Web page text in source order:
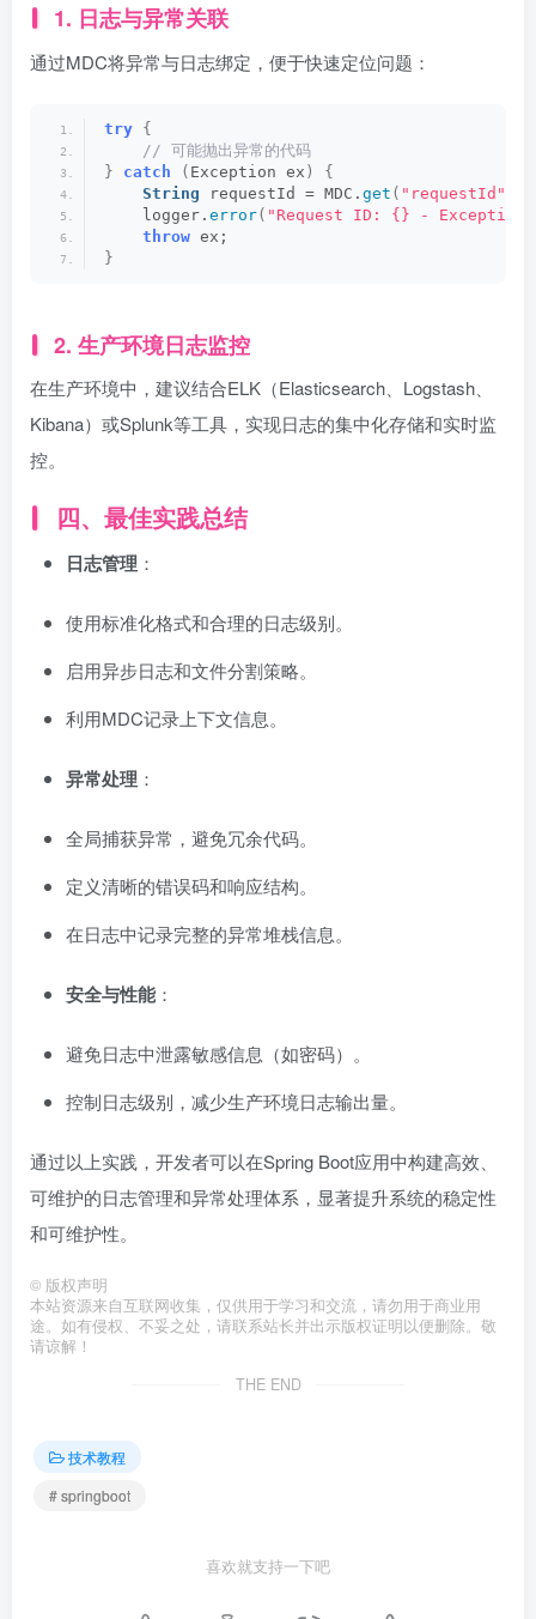
1. 日志与异常关联
通过MDC将异常与日志绑定，便于快速定位问题：
try {
// 可能抛出异常的代码
}
catch ( Exception ex )
{
String requestId = MDC. get ( "requestId"
    logger.
error( "Request ID: {} -
throw ex;
}
2. 生产环境日志监控
在生产环境中，建议结合ELK（Elasticsearch、Logstash、
Kibana）或Splunk等工具，实现日志的集中化存储和实时监
控。
四、最佳实践总结
日志管理 ：
使用标准化格式和合理的日志级别。
启用异步日志和文件分割策略。
利用MDC记录上下文信息。
异常处理 ：
全局捕获异常，避免冗余代码。
定义清晰的错误码和响应结构。
在日志中记录完整的异常堆栈信息。
安全与性能：
避免日志中泄露敏感信息（如密码）。
控制日志级别，减少生产环境日志输出量。
通过以上实践，开发者可以在Spring Boot应用中构建高效、
可维护的日志管理和异常处理体系，显著提升系统的稳定性
和可维护性。
© 版权声明
本站资源来自互联网收集，仅供用于学习和交流，请勿用于商业用
途。如有侵权、不妥之处，请联系站长并出示版权证明以便删除。敬
请谅解！
THE END
技术教程
# springboot
喜欢就支持一下吧